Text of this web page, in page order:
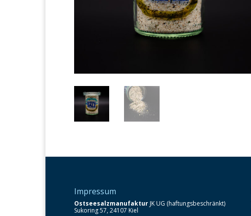
Impressum
OstseesalzmanufakturJK UG (haftungsbeschränkt)
Sukoring 57, 24107 Kiel